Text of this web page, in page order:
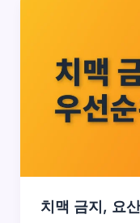
치맥 금지, 요